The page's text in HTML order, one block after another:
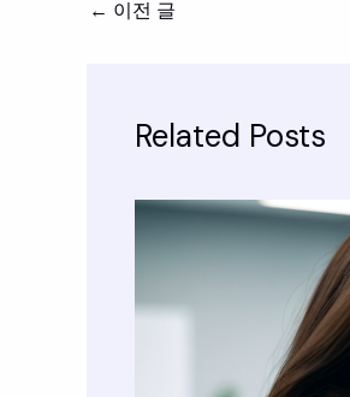
← 이전 글
Related Posts